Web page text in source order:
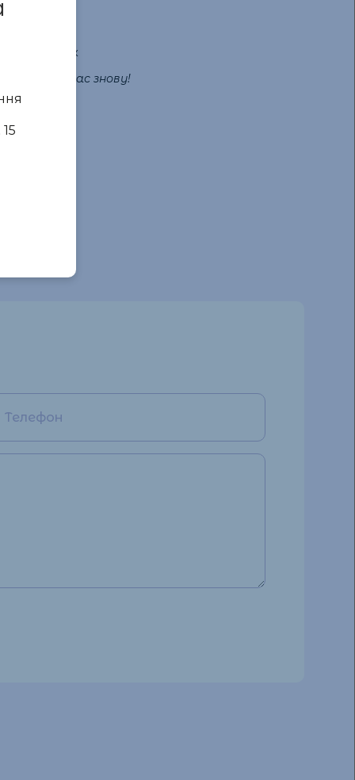
подарунок
на Вас знову!